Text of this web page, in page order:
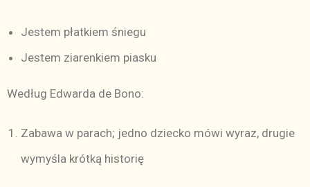
Jestem płatkiem śniegu
Jestem ziarenkiem piasku
Według Edwarda de Bono:
Zabawa w parach; jedno dziecko mówi wyraz, drugie
wymyśla krótką historię